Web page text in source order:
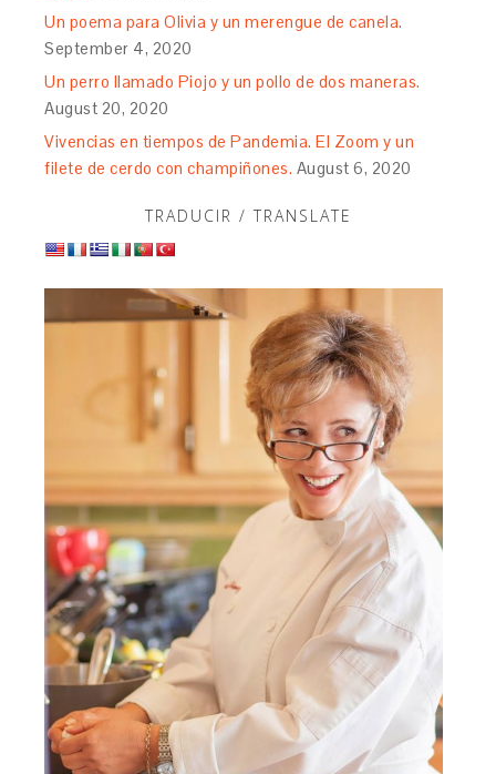
Un poema para Olivia y un merengue de canela.
September 4, 2020
Un perro llamado Piojo y un pollo de dos maneras.
August 20, 2020
Vivencias en tiempos de Pandemia. El Zoom y un
filete de cerdo con champiñones. August 6, 2020
TRADUCIR / TRANSLATE